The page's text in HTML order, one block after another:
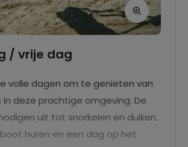
/ vrije dag
volle dagen om te genieten van
deze prachtige omgeving. De
uit tot snorkelen en duiken.
huren en een dag op het